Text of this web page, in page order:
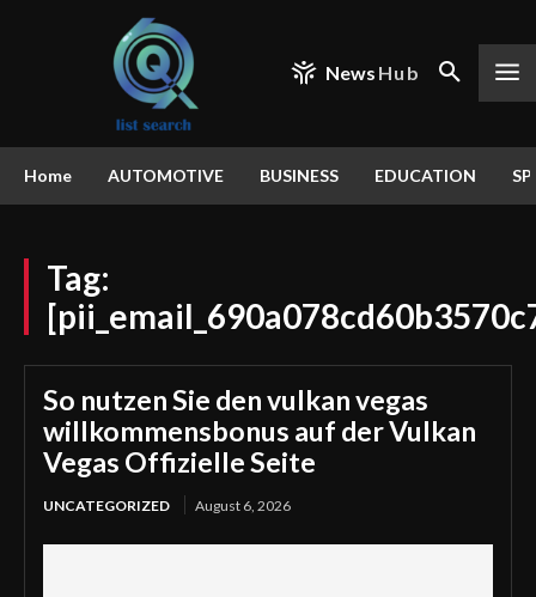
News Hub
Home AUTOMOTIVE BUSINESS EDUCATION
Tag:
So nutzen Sie den vulkan vegas
willkommensbonus auf der Vulkan
Vegas Offizielle Seite
UNCATEGORIZED August 6, 2026